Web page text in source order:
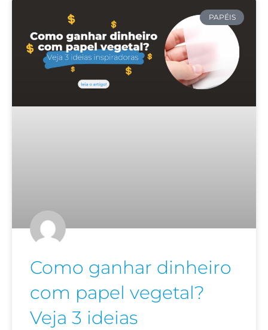
PAPÉIS
Como ganhar dinheiro
com papel vegetal?
Veja 3 ideias